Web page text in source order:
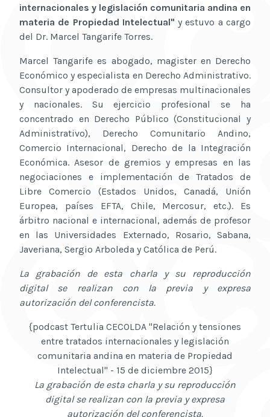
internacionales y legislación comunitaria andina en
materia de Propiedad Intelectual" y estuvo a cargo
del Dr. Marcel Tangarife Torres.
Marcel Tangarife es abogado, magister en Derecho
Económico y especialista en Derecho Administrativo.
Consultor y apoderado de empresas multinacionales
y nacionales. Su ejercicio profesional se ha
concentrado en Derecho Público (Constitucional y
Administrativo), Derecho Comunitario Andino,
Comercio Internacional, Derecho de la Integración
Económica. Asesor de gremios y empresas en las
negociaciones e implementación de Tratados de
Libre Comercio (Estados Unidos, Canadá, Unión
Europea, países EFTA, Chile, Mercosur, etc.). Es
árbitro nacional e internacional, además de profesor
en las Universidades Externado, Rosario, Sabana,
Javeriana, Sergio Arboleda y Católica de Perú.
La grabación de esta charla y su reproducción
digital se realizan con la previa y expresa
autorización del conferencista.
{podcast Tertulia CECOLDA "Relación y tensiones
entre tratados internacionales y legislación
comunitaria andina en materia de Propiedad
Intelectual" - 15 de diciembre 2015}
La grabación de esta charla y su reproducción
digital se realizan con la previa y expresa
autorización del conferencista.